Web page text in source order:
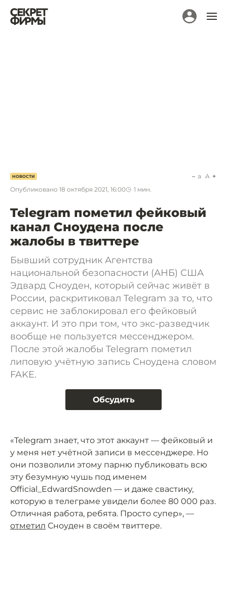
НОВОСТИ
Опубликовано 18 октября 2021, 16:00 1 мин.
a A
Telegram пометил фейковый
канал Сноудена после
жалобы в твиттере
Бывший сотрудник Агентства
национальной безопасности (АНБ) США
Эдвард Сноуден, который сейчас живёт в
России, раскритиковал Telegram за то, что
сервис не заблокировал его фейковый
аккаунт. И это при том, что экс-разведчик
вообще не пользуется мессенджером.
После этой жалобы Telegram пометил
липовую учётную запись Сноудена словом
FAKE.
Обсудить
«Telegram знает, что этот аккаунт — фейковый и
у меня нет учётной записи в мессенджере. Но
они позволили этому парню публиковать всю
эту безумную чушь под именем
Official_EdwardSnowden — и даже свастику,
которую в телеграме увидели более 80 000 раз.
Отличная работа, ребята. Просто супер», —
отметил Сноуден в своём твиттере.